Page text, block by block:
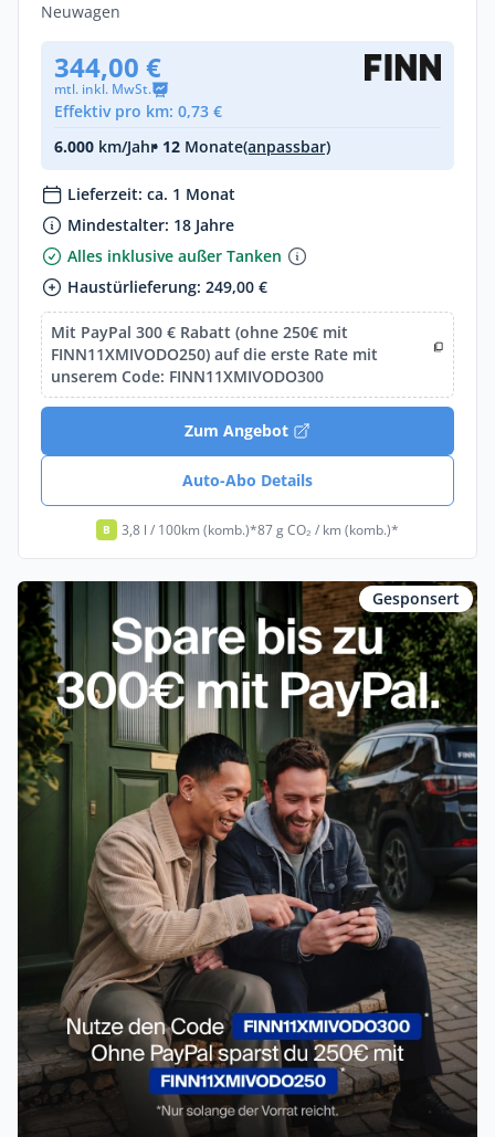
Neuwagen
344,00 €
mtl. inkl. MwSt.
Effektiv pro km: 0,73 €
6.000 km/Jahr• 12 Monate(anpassbar)
Lieferzeit: ca. 1 Monat
Mindestalter: 18 Jahre
Alles inklusive außer Tanken
Haustürlieferung: 249,00 €
Mit PayPal 300 € Rabatt (ohne 250€ mit
FINN11XMIVODO250) auf die erste Rate mit
unserem Code: FINN11XMIVODO300
Zum Angebot
Auto-Abo Details
B 3,8 l / 100km (komb.)*87 g CO₂ / km (komb.)*
Gesponsert